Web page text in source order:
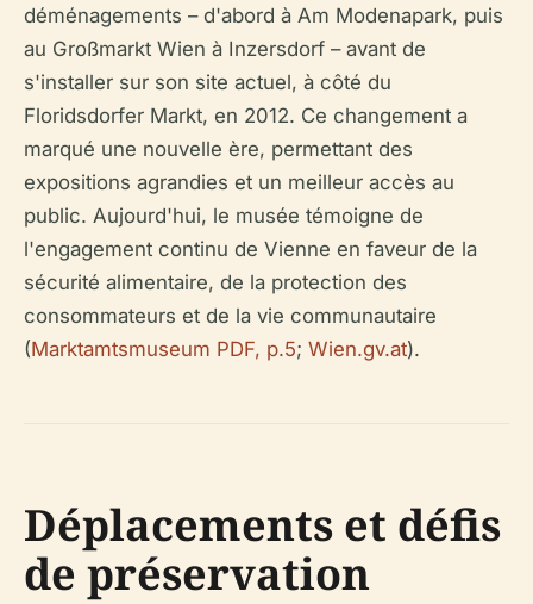
déménagements – d'abord à Am Modenapark, puis
au Großmarkt Wien à Inzersdorf – avant de
s'installer sur son site actuel, à côté du
Floridsdorfer Markt, en 2012. Ce changement a
marqué une nouvelle ère, permettant des
expositions agrandies et un meilleur accès au
public. Aujourd'hui, le musée témoigne de
l'engagement continu de Vienne en faveur de la
sécurité alimentaire, de la protection des
consommateurs et de la vie communautaire
(Marktamtsmuseum PDF, p.5; Wien.gv.at).
Déplacements et défis
de préservation